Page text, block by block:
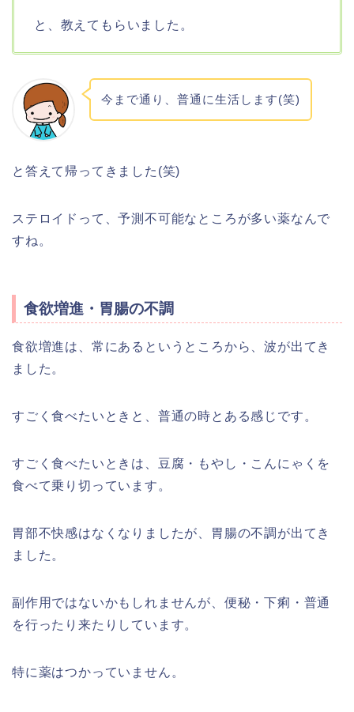
と、教えてもらいました。
今まで通り、普通に生活します(笑)
と答えて帰ってきました(笑)
ステロイドって、予測不可能なところが多い薬なんで
すね。
食欲増進・胃腸の不調
食欲増進は、常にあるというところから、波が出てき
ました。
すごく食べたいときと、普通の時とある感じです。
すごく食べたいときは、豆腐・もやし・こんにゃくを
食べて乗り切っています。
胃部不快感はなくなりましたが、胃腸の不調が出てき
ました。
副作用ではないかもしれませんが、便秘・下痢・普通
を行ったり来たりしています。
特に薬はつかっていません。